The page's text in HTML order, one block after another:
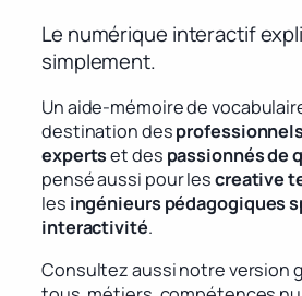
Le numérique interactif
simplement.
Un aide-mémoire de
destination des
expertset des passionnés de
pensé aussi pour lescreative
les ingénieurs pédagogiques
interactivité.
Consultez aussi notre version